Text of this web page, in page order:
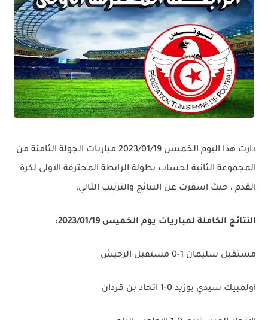
دارت هذا اليوم الخميس 2023/01/19 مباريات الجولة الثامنة من
المجموعة الثانية لحساب بطولة الرابطة المحترفة الاولى لكرة
القدم ، حيث اسفرت عن النتائج والترتيب التالي:
النتائج الكاملة لمباريات يوم الخميس 2023/01/19:
مستقبل سليمان 1-0 مستقبل الرجيش
اولمبيك سيدي بوزيد 0-1 اتحاد بن قردان